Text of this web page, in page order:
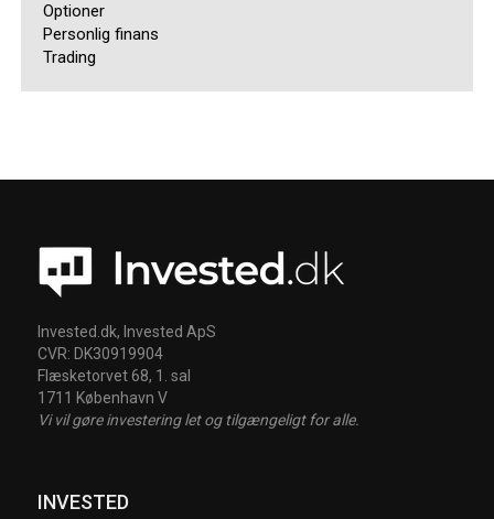
Optioner
Personlig finans
Trading
Invested.dk, Invested ApS
CVR: DK30919904
Flæsketorvet 68, 1. sal
1711 København V
Vi vil gøre investering let og tilgængeligt for alle.
INVESTED